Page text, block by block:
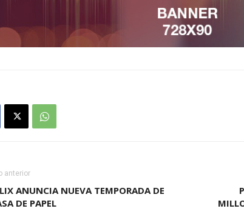
anterior
ANUNCIA NUEVA TEMPORADA DE
DE PAPEL